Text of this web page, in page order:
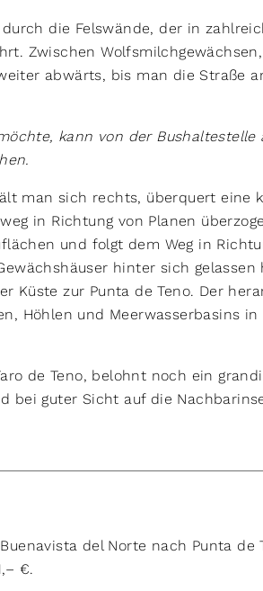
die Felswände, der in
Zwischen
abwärts, bis man die Straße
kann von der Bushaltestelle
man sich rechts, überquert eine
in Richtung von Planen
und folgt dem Weg in
hinter sich
Küste zur Punta de Teno. Der
Höhlen und Meerwasserbasins
de Teno, belohnt noch ein
bei guter Sicht auf die
del Norte nach Punta de
€.